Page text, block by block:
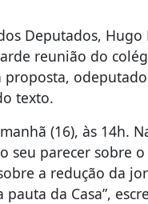
Deputados, Hugo
reunião do
texto.
(16), às 14h.
seu parecer sobre
a redução da
da Casa”,